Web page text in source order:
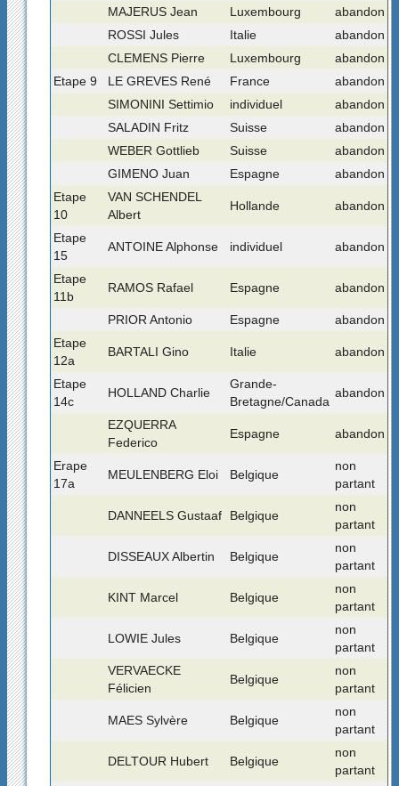
MAJERUS Jean
Luxembourg
abandon
ROSSI Jules
Italie
abandon
CLEMENS Pierre
Luxembourg
abandon
Etape 9
LE GREVES René France
abandon
SIMONINI Settimio
individuel
abandon
SALADIN Fritz
Suisse
abandon
WEBER Gottlieb
Suisse
abandon
GIMENO Juan
Espagne
abandon
Etape
10
VAN SCHENDEL
Albert
Hollande abandon
Etape
15
ANTOINE Alphonse individuel abandon
Etape
11b
RAMOS Rafael Espagne abandon
PRIOR Antonio Espagne
abandon
Etape
12a
BARTALI Gino Italie abandon
Etape
14c
HOLLAND Charlie
Grande-
Bretagne/Canada
abandon
EZQUERRA
Federico
Espagne abandon
Erape
17a
MEULENBERG Eloi Belgique
non
partant
DANNEELS Gustaaf Belgique
non
partant
DISSEAUX Albertin Belgique
non
partant
KINT Marcel Belgique
non
partant
LOWIE Jules Belgique
non
partant
VERVAECKE
Félicien
Belgique
non
partant
MAES Sylvère Belgique
non
partant
DELTOUR Hubert Belgique
non
partant